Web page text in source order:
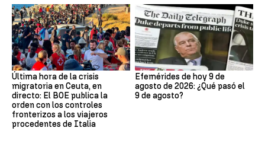
Última hora de la crisis
migratoria en Ceuta, en
directo: El BOE publica la
orden con los controles
fronterizos a los viajeros
procedentes de Italia
Efemérides de hoy 9 de
agosto de 2026: ¿Qué pasó el
9 de agosto?